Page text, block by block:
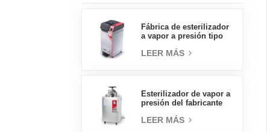
Fábrica de esterilizador
a vapor a presión tipo
pedal tipo insignia de
LEER MÁS
Esterilizador de vapor a
presión del fabricante
vertical de tipo
LEER MÁS